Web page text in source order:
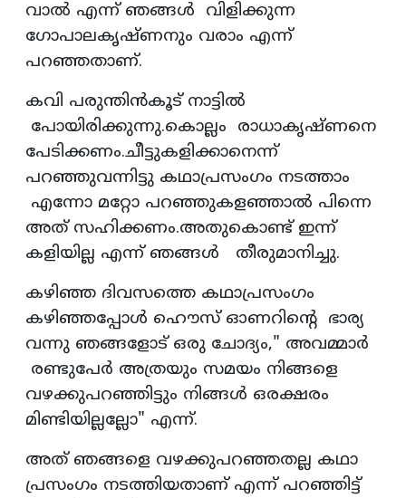
വാൽ എന്ന് ഞങ്ങൾ വിളിക്കുന്ന
ഗോപാലകൃഷ്ണനും വരാം എന്ന്
പറഞ്ഞതാണ്.
കവി പരുന്തിൻകൂട് നാട്ടിൽ
പോയിരിക്കുന്നു.കൊല്ലം രാധാകൃഷ്ണനെ
പേടിക്കണം.ചീട്ടുകളിക്കാനെന്ന്
പറഞ്ഞുവന്നിട്ടു കഥാപ്രസംഗം നടത്താം
എന്നോ മറ്റോ പറഞ്ഞുകളഞ്ഞാൽ പിന്നെ
അത് സഹിക്കണം.അതുകൊണ്ട് ഇന്ന്
കളിയില്ല എന്ന് ഞങ്ങൾ തീരുമാനിച്ചു.
കഴിഞ്ഞ ദിവസത്തെ കഥാപ്രസംഗം
കഴിഞ്ഞപ്പോൾ ഹൌസ് ഓണറിൻ്റെ ഭാര്യ
വന്നു ഞങ്ങളോട് ഒരു ചോദ്യം," അവമ്മാർ
രണ്ടുപേർ അത്രയും സമയം നിങ്ങളെ
വഴക്കുപറഞ്ഞിട്ടും നിങ്ങൾ ഒരക്ഷരം
മിണ്ടിയില്ലല്ലോ" എന്ന്.
അത് ഞങ്ങളെ വഴക്കുപറഞ്ഞതല്ല കഥാ
പ്രസംഗം നടത്തിയതാണ് എന്ന് പറഞ്ഞിട്ട്